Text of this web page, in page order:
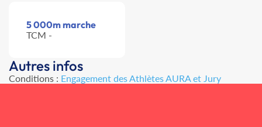
5 000m marche
TCM -
Autres infos
Conditions : Engagement des Athlètes AURA et Jury